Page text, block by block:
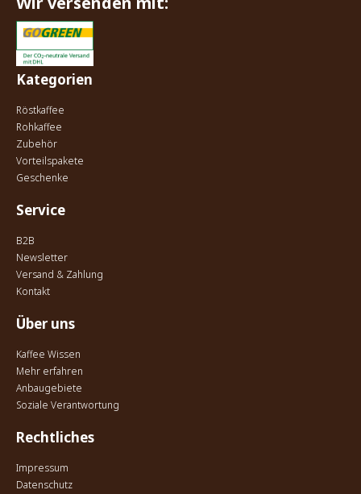
Kategorien
Röstkaffee
Rohkaffee
Zubehör
Vorteilspakete
Geschenke
Service
B2B
Newsletter
Versand & Zahlung
Kontakt
Über uns
Kaffee Wissen
Mehr erfahren
Anbaugebiete
Soziale Verantwortung
Rechtliches
Impressum
Datenschutz